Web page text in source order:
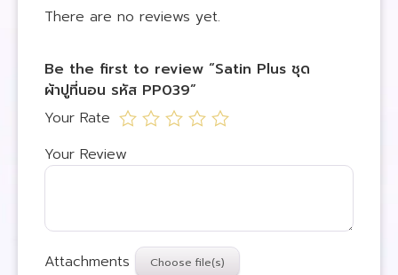
There are no reviews yet.
Be the first to review “Satin Plus ชุด
ผ้าปูที่นอน รหัส PP039”
Your Rate
Your Review
Attachments